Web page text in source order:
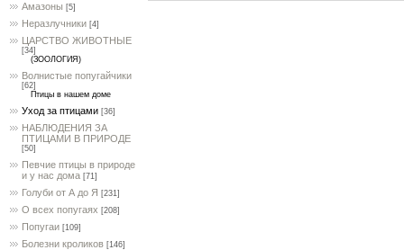
Амазоны [5]
Неразлучники [4]
ЦАРСТВО ЖИВОТНЫЕ
[34]
(ЗООЛОГИЯ)
Волнистые попугайчики
[62]
Птицы в нашем доме
Уход за птицами [36]
НАБЛЮДЕНИЯ ЗА
ПТИЦАМИ В ПРИРОДЕ
[50]
Певчие птицы в природе
и у нас дома [71]
Голуби от А до Я [231]
О всех попугаях [208]
Попугаи [109]
Болезни кроликов [146]